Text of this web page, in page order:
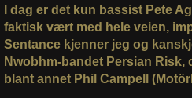
I dag er det kun bassist Pete
faktisk vært med hele veien,
Sentance kjenner jeg og
Nwobhm-bandet Persian Risk,
blant annet Phil Campell